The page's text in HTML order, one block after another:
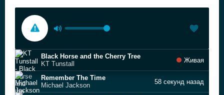
Black Horse and the Cherry Tree
KT Tunstall
Живая
Remember The Time
Michael Jackson
58 секунд назад